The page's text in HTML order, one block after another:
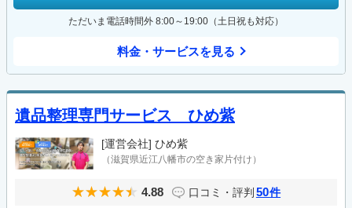
ただいま電話時間外 8:00～19:00（土日祝も対応）
料金・サービスを見る
遺品整理専門サービス ひめ紫
[運営会社] ひめ紫
（滋賀県近江八幡市の空き家片付け）
4.88 口コミ・評判50件